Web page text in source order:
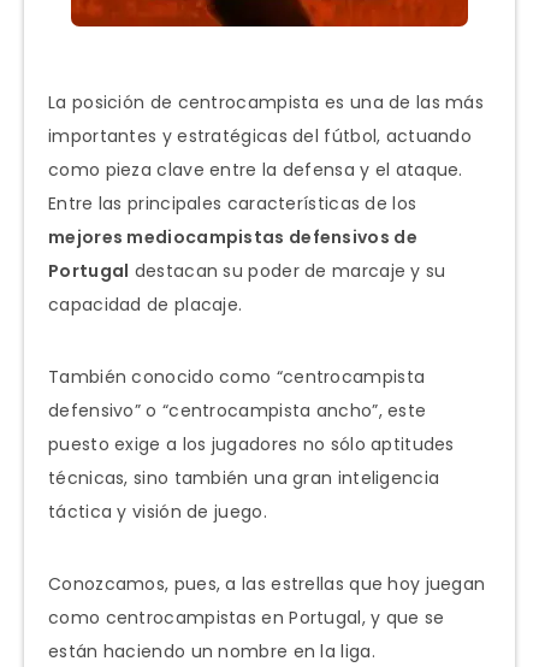
La posición de centrocampista es una de las más
importantes y estratégicas del fútbol, actuando
como pieza clave entre la defensa y el ataque.
Entre las principales características de los
mejores mediocampistas defensivos de
Portugal destacan su poder de marcaje y su
capacidad de placaje.
También conocido como “centrocampista
defensivo” o “centrocampista ancho”, este
puesto exige a los jugadores no sólo aptitudes
técnicas, sino también una gran inteligencia
táctica y visión de juego.
Conozcamos, pues, a las estrellas que hoy juegan
como centrocampistas en Portugal, y que se
están haciendo un nombre en la liga.